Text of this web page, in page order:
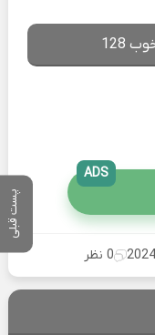
پست قبلی
128
ADS
0 نظر